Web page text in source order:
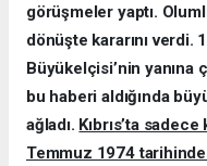
görüşmeler yaptı.
dönüşte kararını
Büyükelçisi’nin yanına
bu haberi aldığında
ağladı. Kıbrıs’ta
Temmuz 1974